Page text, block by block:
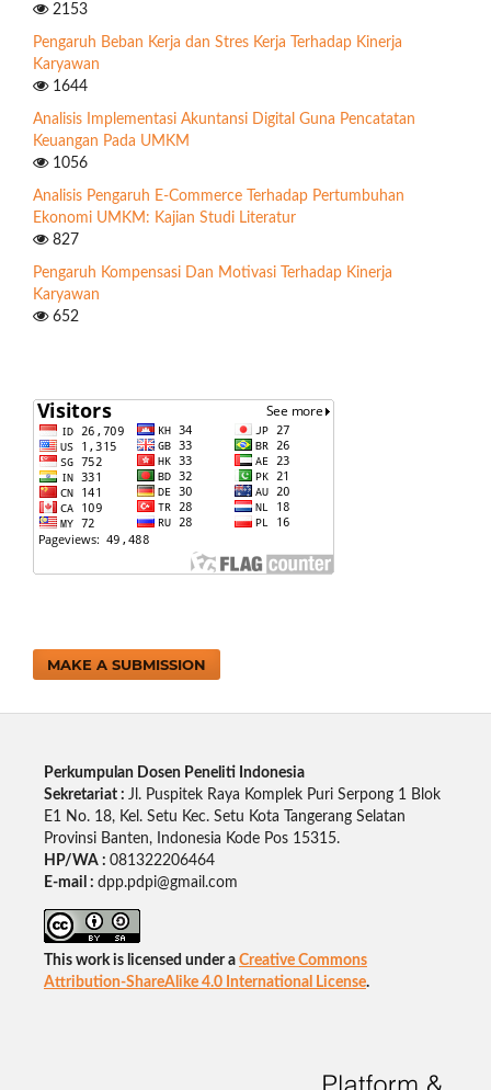
2153
Pengaruh Beban Kerja dan Stres Kerja Terhadap Kinerja
Karyawan
1644
Analisis Implementasi Akuntansi Digital Guna Pencatatan
Keuangan Pada UMKM
1056
Analisis Pengaruh E-Commerce Terhadap Pertumbuhan
Ekonomi UMKM: Kajian Studi Literatur
827
Pengaruh Kompensasi Dan Motivasi Terhadap Kinerja
Karyawan
652
MAKE A SUBMISSION
Perkumpulan Dosen Peneliti Indonesia
Sekretariat : Jl. Puspitek Raya Komplek Puri Serpong 1 Blok
E1 No. 18, Kel. Setu Kec. Setu Kota Tangerang Selatan
Provinsi Banten, Indonesia Kode Pos 15315.
HP/WA : 081322206464
E-mail : dpp.pdpi@gmail.com
This work is licensed under a Creative Commons
Attribution-ShareAlike 4.0 International License.